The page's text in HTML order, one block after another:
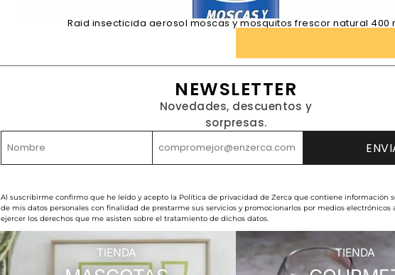
Raid insecticida aerosol moscas y mosquitos frescor natural 400
NEWSLETTER
Novedades, descuentos y
sorpresas.
Al suscribirme confirmo que he leído y acepto la Política de privacidad de Zerca que contiene información
de mis datos personales con finalidad de prestarme sus servicios y promocionarlos por medios electrónicos
ejercer los derechos que me asisten sobre el tratamiento de dichos datos.
TIENDA TIENDA